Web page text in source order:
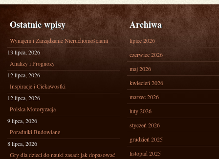
Ostatnie wpisy
Wynajem i Zarządzanie Nieruchomościami
13 lipca, 2026
Analizy i Prognozy
12 lipca, 2026
Inspiracje i Ciekawostki
12 lipca, 2026
Polska Motoryzacja
9 lipca, 2026
Poradniki Budowlane
8 lipca, 2026
Gry dla dzieci do nauki zasad: jak dopasować
Archiwa
lipiec 2026
czerwiec 2026
maj 2026
kwiecień 2026
marzec 2026
luty 2026
styczeń 2026
grudzień 2025
listopad 2025